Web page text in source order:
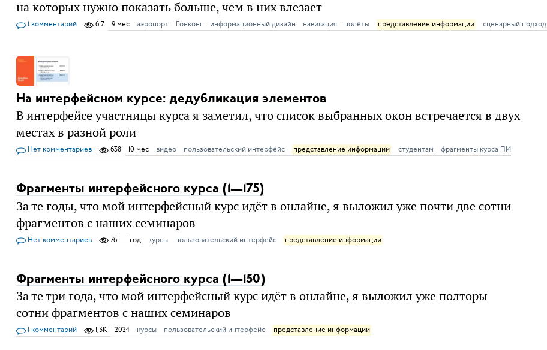
на которых нужно показать больше, чем в них влезает
1 комментарий 617 9 мес аэропорт Гонконг информационный дизайн навигация полёты представление информации сценарный подход
На интерфейсном курсе: дедубликация элементов
В интерфейсе участницы курса я заметил, что список выбранных окон встречается в двух
местах в разной роли
Нет комментариев 638 10 мес видео пользовательский интерфейс представление информации студентам фрагменты курса ПИ
Фрагменты интерфейсного курса (1—175)
За те годы, что мой интерфейсный курс идёт в онлайне, я выложил уже почти две сотни
фрагментов с наших семинаров
Нет комментариев 761 1 год курсы пользовательский интерфейс представление информации
Фрагменты интерфейсного курса (1—150)
За те три года, что мой интерфейсный курс идёт в онлайне, я выложил уже полторы
сотни фрагментов с наших семинаров
1 комментарий 1,3K 2024 курсы пользовательский интерфейс представление информации